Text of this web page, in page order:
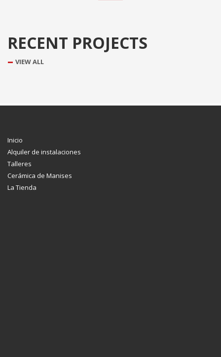
RECENT PROJECTS
VIEW ALL
Inicio
Alquiler de instalaciones
Talleres
Cerámica de Manises
La Tienda